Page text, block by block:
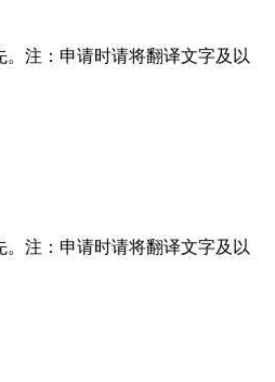
。注：申请时请将翻译文字及以
。注：申请时请将翻译文字及以